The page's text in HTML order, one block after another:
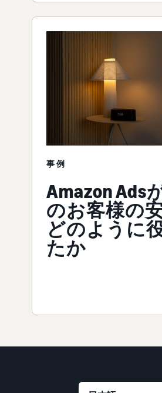
事例
Amazon Ads
のお客様の
どのように
たか